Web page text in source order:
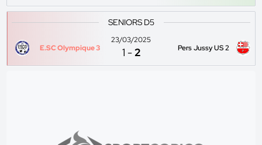
SENIORS D5
E.SC Olympique 3
23/03/2025
1 -2 Pers Jussy US 2